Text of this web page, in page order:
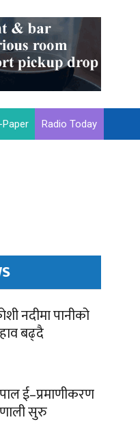
Paper Radio Today
नदीमा पानीको
बढ्दै
ई–प्रमाणीकरण
सुरु